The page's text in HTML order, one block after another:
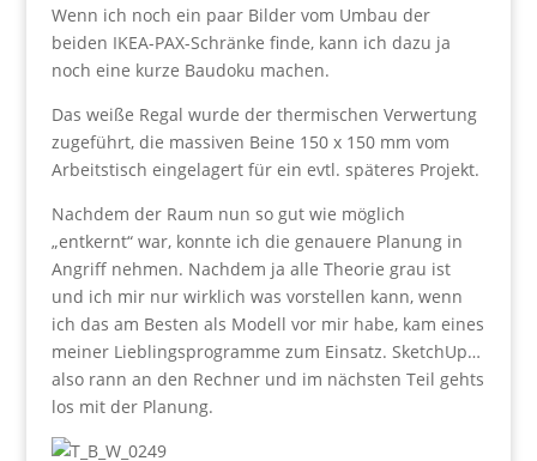
Wenn ich noch ein paar Bilder vom Umbau der
beiden IKEA-PAX-Schränke finde, kann ich dazu ja
noch eine kurze Baudoku machen.
Das weiße Regal wurde der thermischen Verwertung
zugeführt, die massiven Beine 150 x 150 mm vom
Arbeitstisch eingelagert für ein evtl. späteres Projekt.
Nachdem der Raum nun so gut wie möglich
„entkernt“ war, konnte ich die genauere Planung in
Angriff nehmen. Nachdem ja alle Theorie grau ist
und ich mir nur wirklich was vorstellen kann, wenn
ich das am Besten als Modell vor mir habe, kam eines
meiner Lieblingsprogramme zum Einsatz. SketchUp…
also rann an den Rechner und im nächsten Teil gehts
los mit der Planung.